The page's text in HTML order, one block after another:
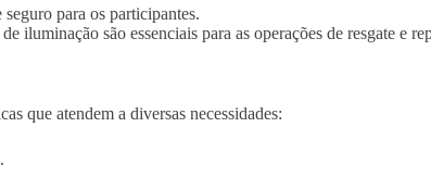
para os participantes.
iluminação são essenciais para as operações de resgate e
que atendem a diversas necessidades: